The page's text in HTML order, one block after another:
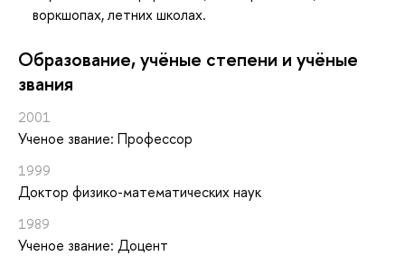
воркшопах, летних школах.
Oбразование, учёные степени и учёные
звания
2001
Ученое звание: Профессор
1999
Доктор физико-математических наук
1989
Ученое звание: Доцент